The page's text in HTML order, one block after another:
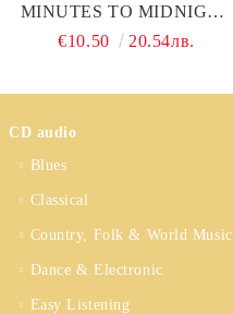
MINUTES TO MIDNIGHT
(CD)
€10.50 20.54лв.
CD audio
Blues
Classical
Country, Folk & World Music
Dance & Electronic
Easy Listening